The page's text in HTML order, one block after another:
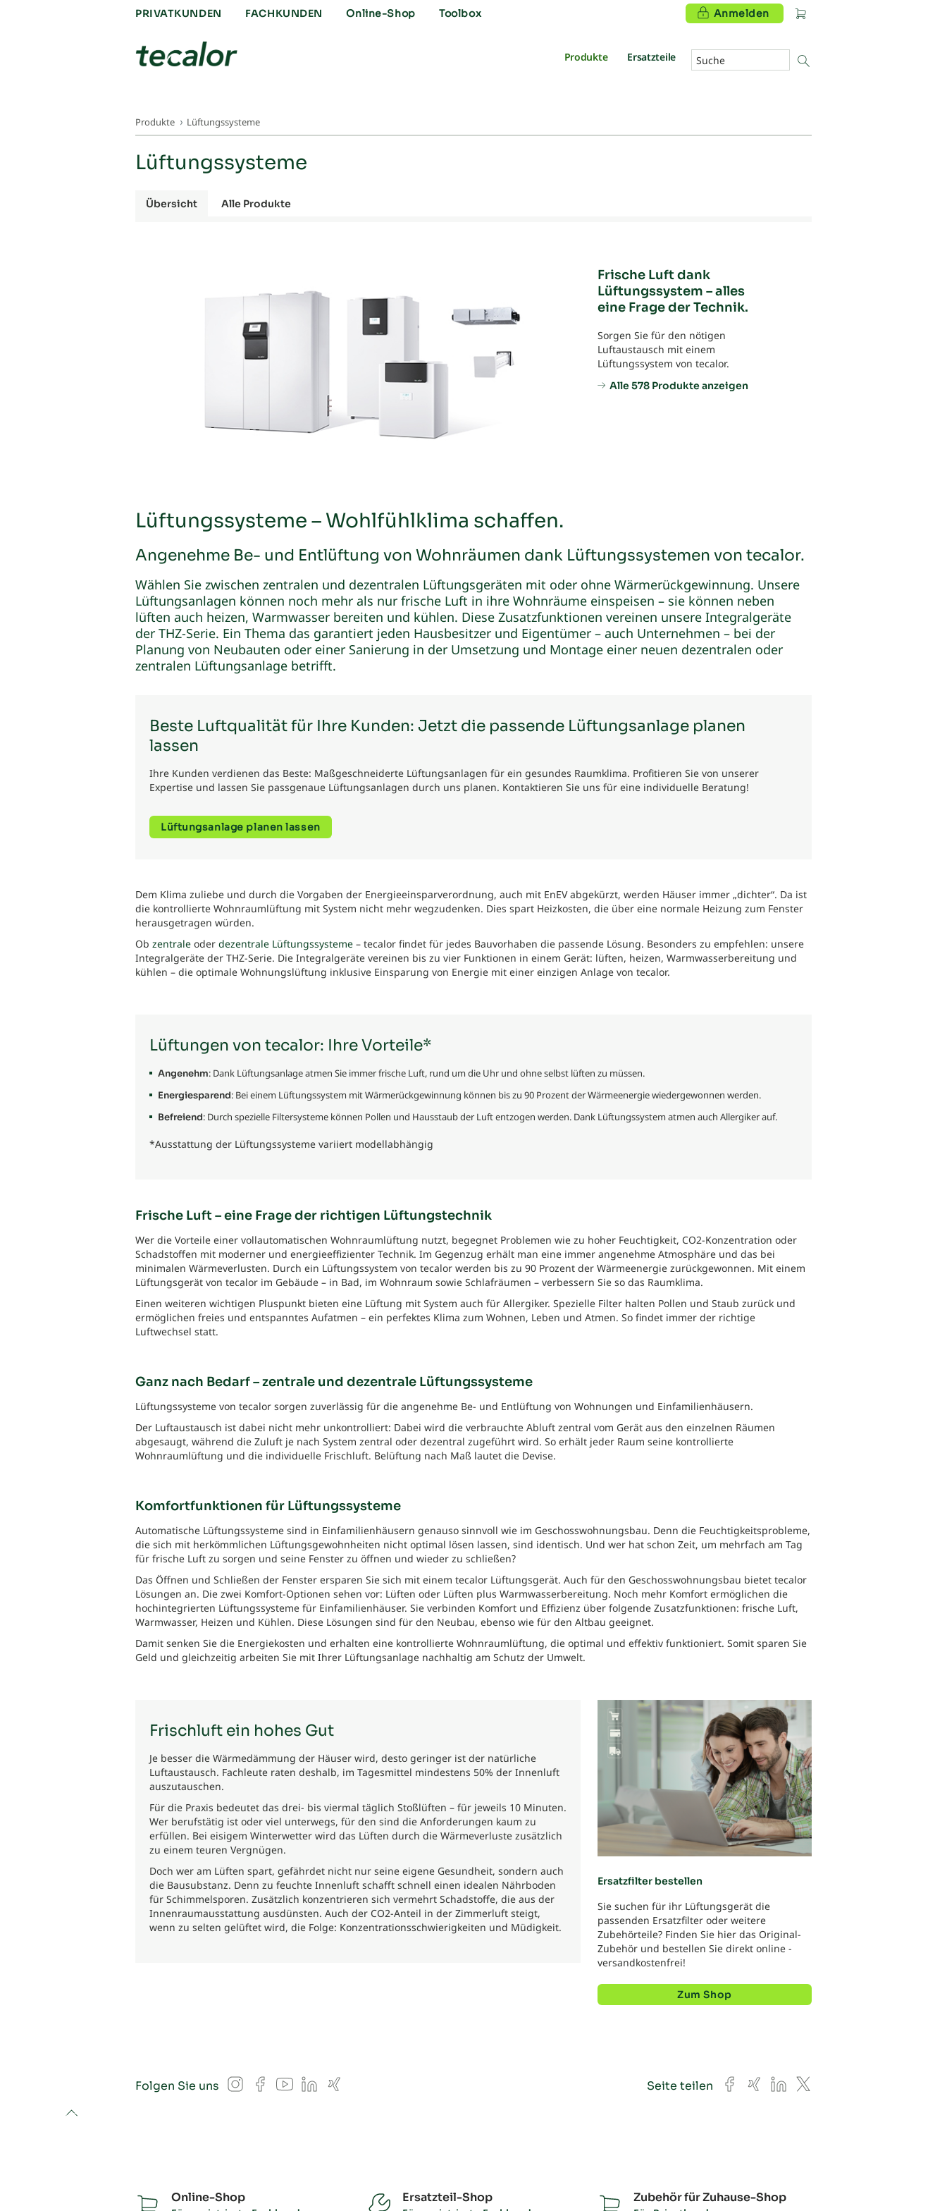
PRIVATKUNDEN FACHKUNDEN Online-Shop Toolbox Anmelden
Produkte Ersatzteile
Produkte Lüftungssysteme
Lüftungssysteme
Übersicht Alle Produkte
Frische Luft dank
Lüftungssystem – alles
eine Frage der Technik.
Sorgen Sie für den nötigen
Luftaustausch mit einem
Lüftungssystem von tecalor.
Alle 578 Produkte anzeigen
Lüftungssysteme – Wohlfühlklima schaffen.
Angenehme Be- und Entlüftung von Wohnräumen dank Lüftungssystemen von tecalor.
Wählen Sie zwischen zentralen und dezentralen Lüftungsgeräten mit oder ohne Wärmerückgewinnung. Unsere
Lüftungsanlagen können noch mehr als nur frische Luft in ihre Wohnräume einspeisen – sie können neben
lüften auch heizen, Warmwasser bereiten und kühlen. Diese Zusatzfunktionen vereinen unsere Integralgeräte
der THZ-Serie. Ein Thema das garantiert jeden Hausbesitzer und Eigentümer – auch Unternehmen – bei der
Planung von Neubauten oder einer Sanierung in der Umsetzung und Montage einer neuen dezentralen oder
zentralen Lüftungsanlage betrifft.
Beste Luftqualität für Ihre Kunden: Jetzt die passende Lüftungsanlage planen
lassen
Ihre Kunden verdienen das Beste: Maßgeschneiderte Lüftungsanlagen für ein gesundes Raumklima. Profitieren Sie von unserer
Expertise und lassen Sie passgenaue Lüftungsanlagen durch uns planen. Kontaktieren Sie uns für eine individuelle Beratung!
Lüftungsanlage planen lassen
Dem Klima zuliebe und durch die Vorgaben der Energieeinsparverordnung, auch mit EnEV abgekürzt, werden Häuser immer „dichter“. Da ist
die kontrollierte Wohnraumlüftung mit System nicht mehr wegzudenken. Dies spart Heizkosten, die über eine normale Heizung zum Fenster
herausgetragen würden.
Ob zentrale oder dezentrale Lüftungssysteme – tecalor findet für jedes Bauvorhaben die passende Lösung. Besonders zu empfehlen: unsere
Integralgeräte der THZ-Serie. Die Integralgeräte vereinen bis zu vier Funktionen in einem Gerät: lüften, heizen, Warmwasserbereitung und
kühlen – die optimale Wohnungslüftung inklusive Einsparung von Energie mit einer einzigen Anlage von tecalor.
Lüftungen von tecalor: Ihre Vorteile*
Angenehm: Dank Lüftungsanlage atmen Sie immer frische Luft, rund um die Uhr und ohne selbst lüften zu müssen.
Energiesparend: Bei einem Lüftungssystem mit Wärmerückgewinnung können bis zu 90 Prozent der Wärmeenergie wiedergewonnen werden.
Befreiend: Durch spezielle Filtersysteme können Pollen und Hausstaub der Luft entzogen werden. Dank Lüftungssystem atmen auch Allergiker auf.
*Ausstattung der Lüftungssysteme variiert modellabhängig
Frische Luft – eine Frage der richtigen Lüftungstechnik
Wer die Vorteile einer vollautomatischen Wohnraumlüftung nutzt, begegnet Problemen wie zu hoher Feuchtigkeit, CO2-Konzentration oder
Schadstoffen mit moderner und energieeffizienter Technik. Im Gegenzug erhält man eine immer angenehme Atmosphäre und das bei
minimalen Wärmeverlusten. Durch ein Lüftungssystem von tecalor werden bis zu 90 Prozent der Wärmeenergie zurückgewonnen. Mit einem
Lüftungsgerät von tecalor im Gebäude – in Bad, im Wohnraum sowie Schlafräumen – verbessern Sie so das Raumklima.
Einen weiteren wichtigen Pluspunkt bieten eine Lüftung mit System auch für Allergiker. Spezielle Filter halten Pollen und Staub zurück und
ermöglichen freies und entspanntes Aufatmen – ein perfektes Klima zum Wohnen, Leben und Atmen. So findet immer der richtige
Luftwechsel statt.
Ganz nach Bedarf – zentrale und dezentrale Lüftungssysteme
Lüftungssysteme von tecalor sorgen zuverlässig für die angenehme Be- und Entlüftung von Wohnungen und Einfamilienhäusern.
Der Luftaustausch ist dabei nicht mehr unkontrolliert: Dabei wird die verbrauchte Abluft zentral vom Gerät aus den einzelnen Räumen
abgesaugt, während die Zuluft je nach System zentral oder dezentral zugeführt wird. So erhält jeder Raum seine kontrollierte
Wohnraumlüftung und die individuelle Frischluft. Belüftung nach Maß lautet die Devise.
Komfortfunktionen für Lüftungssysteme
Automatische Lüftungssysteme sind in Einfamilienhäusern genauso sinnvoll wie im Geschosswohnungsbau. Denn die Feuchtigkeitsprobleme,
die sich mit herkömmlichen Lüftungsgewohnheiten nicht optimal lösen lassen, sind identisch. Und wer hat schon Zeit, um mehrfach am Tag
für frische Luft zu sorgen und seine Fenster zu öffnen und wieder zu schließen?
Das Öffnen und Schließen der Fenster ersparen Sie sich mit einem tecalor Lüftungsgerät. Auch für den Geschosswohnungsbau bietet tecalor
Lösungen an. Die zwei Komfort-Optionen sehen vor: Lüften oder Lüften plus Warmwasserbereitung. Noch mehr Komfort ermöglichen die
hochintegrierten Lüftungssysteme für Einfamilienhäuser. Sie verbinden Komfort und Effizienz über folgende Zusatzfunktionen: frische Luft,
Warmwasser, Heizen und Kühlen. Diese Lösungen sind für den Neubau, ebenso wie für den Altbau geeignet.
Damit senken Sie die Energiekosten und erhalten eine kontrollierte Wohnraumlüftung, die optimal und effektiv funktioniert. Somit sparen Sie
Geld und gleichzeitig arbeiten Sie mit Ihrer Lüftungsanlage nachhaltig am Schutz der Umwelt.
Frischluft ein hohes Gut
Je besser die Wärmedämmung der Häuser wird, desto geringer ist der natürliche
Luftaustausch. Fachleute raten deshalb, im Tagesmittel mindestens 50% der Innenluft
auszutauschen.
Für die Praxis bedeutet das drei- bis viermal täglich Stoßlüften – für jeweils 10 Minuten.
Wer berufstätig ist oder viel unterwegs, für den sind die Anforderungen kaum zu
erfüllen. Bei eisigem Winterwetter wird das Lüften durch die Wärmeverluste zusätzlich
zu einem teuren Vergnügen.
Doch wer am Lüften spart, gefährdet nicht nur seine eigene Gesundheit, sondern auch
die Bausubstanz. Denn zu feuchte Innenluft schafft schnell einen idealen Nährboden
für Schimmelsporen. Zusätzlich konzentrieren sich vermehrt Schadstoffe, die aus der
Innenraumausstattung ausdünsten. Auch der CO2-Anteil in der Zimmerluft steigt,
wenn zu selten gelüftet wird, die Folge: Konzentrationsschwierigkeiten und Müdigkeit.
Ersatzfilter bestellen
Sie suchen für ihr Lüftungsgerät die
passenden Ersatzfilter oder weitere
Zubehörteile? Finden Sie hier das Original-
Zubehör und bestellen Sie direkt online -
versandkostenfrei!
Zum Shop
Folgen Sie uns Instagram
Facebook
YouTube
LinkedIn
Xing Seite teilen Facebook
XingLinkedIn
X
to top
Online-Shop Ersatzteil-Shop Zubehör für Zuhause-Shop